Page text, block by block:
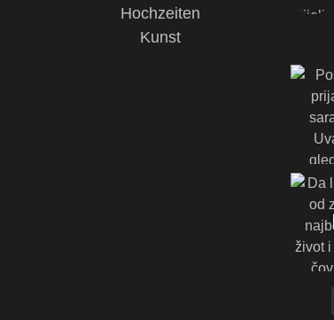
Hochzeiten
Kunst